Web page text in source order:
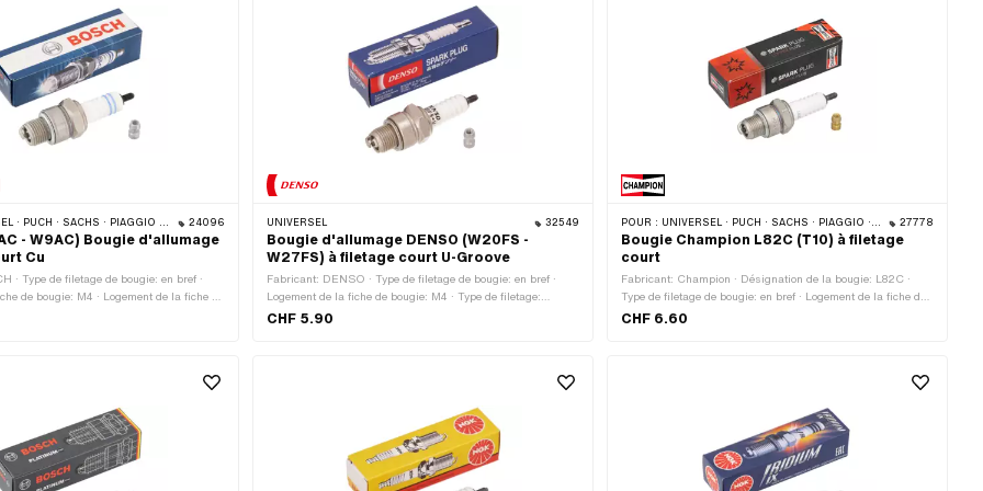
ALPA CHOPPER / TURBO · CILO · DKW · FANTIC · GARELLI · HONDA · HERCULES · ILO / JLO · KREIDLER · MALAGUTI · MBK / MOTOBÉCANE · MIELE · --- S'IL VOUS PLAÎT UTILISER --- · MONARK · PEUGEOT · VICTORIA · YAMAHA · ZÜNDAPP · FRANCO MORINI 24096
- W9AC) Bougie d'allumage
Cu
· Type de filetage de bougie: en bref ·
de bougie: M4 · Logement de la fiche de
de l'électrode: Cuivre · Déparasité:
UNIVERSEL 32549
Bougie d'allumage DENSO (W20FS -
W27FS) à filetage court U-Groove
Fabricant: DENSO · Type de filetage de bougie: en bref ·
Logement de la fiche de bougie: M4 · Type de filetage:
MF14x1.25 (filetage fin) · Déparasité: Non · Clé de serrage:
CHF 5.90
POUR : UNIVERSEL · PUCH · SACHS · PIAGGIO · ZÜNDAPP BELMONDO · TOMOS · BYE BIKE · ALPA CHOPPER / TURBO · CILO · DKW · FANTIC · GARELLI · HONDA · HERCULES · ILO / JLO · KREIDLER · MALAGUTI · MBK / MOTOBÉCANE · MIELE · --- S'IL VOUS PLAÎT UTILISER --- · MONARK · PEUGEOT · VICTORIA · YAMAHA · ZÜNDAPP · FRANCO MORINI 27778
Bougie Champion L82C (T10) à filetage
court
Fabricant: Champion · Désignation de la bougie: L82C ·
Type de filetage de bougie: en bref · Logement de la fiche de
bougie: M4 · Logement de la fiche de bougie: SAE · Matériau
CHF 6.60